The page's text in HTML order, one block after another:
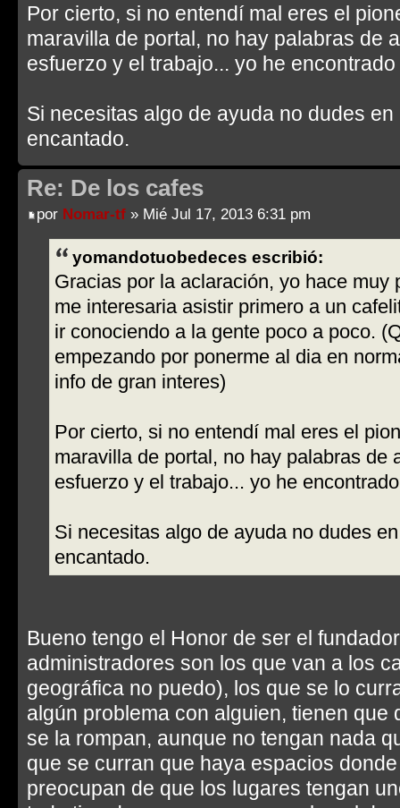
Por cierto, si no entendí mal eres el
maravilla de portal, no hay palabras de
esfuerzo y el trabajo... yo he
Si necesitas algo de ayuda no dudes
encantado.
Re: De los cafes
por Nomar-tf » Mié Jul 17, 2013 6:31 pm
yomandotuobedeces escribió:
Gracias por la aclaración, yo hace muy
me interesaria asistir primero a un
ir conociendo a la gente poco a poco.
empezando por ponerme al dia en
info de gran interes)
Por cierto, si no entendí mal eres el
maravilla de portal, no hay palabras de
esfuerzo y el trabajo... yo he
Si necesitas algo de ayuda no dudes
encantado.
Bueno tengo el Honor de ser el
administradores son los que van a los
geográfica no puedo), los que se lo
algún problema con alguien, tienen que
se la rompan, aunque no tengan nada
que se curran que haya espacios
preocupan de que los lugares tengan